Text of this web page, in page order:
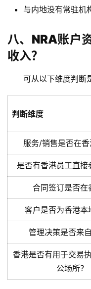
主
页
资
讯
公
外
行
开
与内地没有常驻机
八、NRA账户
收入？
可从以下维度判断
判断维度
服务/销售是否在香
是否有香港员工直接
合同签订是否在
客户是否为香港本
管理决策是否来
香港是否有用于交易
公场所？